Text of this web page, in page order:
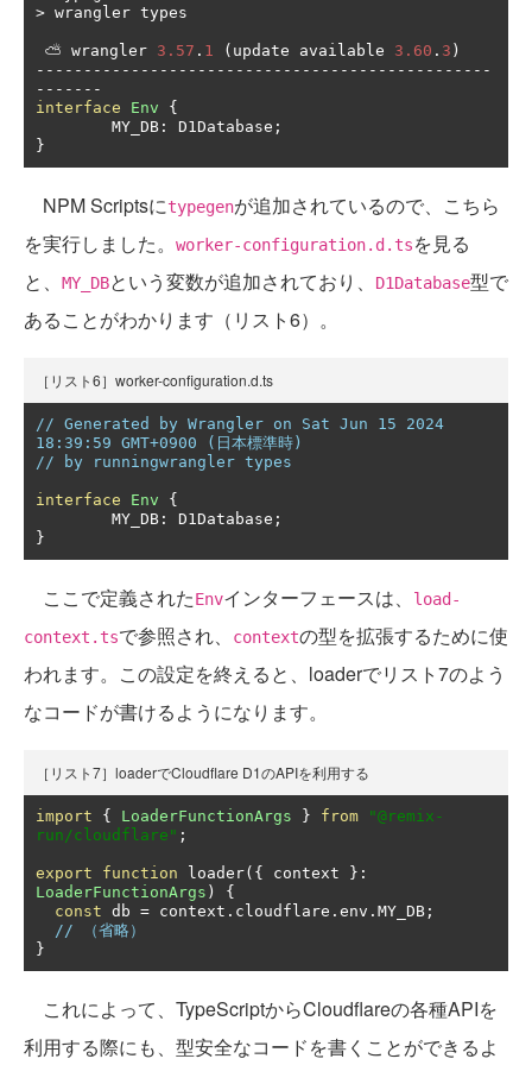
> wrangler types
⛅️ wrangler 3.57 . 1 ( update available 3.60 . 3 )
------------------------------------------------
-------
interface
Env
{
        MY_DB
: D1Database ;
}
NPM Scriptsにtypegenが追加されているので、こちら
を実行しました。
worker-configuration.d.tsを見る
と、
MY_DBという変数が追加されており、 D1Database型で
あることがわかります（リスト6）。
［リスト6］worker-configuration.d.ts
// Generated by Wrangler on Sat Jun 15 2024
18:39:59 GMT+0900 (日本標準時)
// by runningwrangler types
interface Env
{
	MY_DB
: D1Database ;
}
ここで定義されたEnvインターフェースは、
load-
context.tsで参照され、 contextの型を拡張するために使
われます。この設定を終えると、loaderでリスト7のよう
なコードが書けるようになります。
［リスト7］loaderでCloudflare D1のAPIを利用する
import { LoaderFunctionArgs } from
"@remix-
run/cloudflare" ;
export function loader({ context
}:
LoaderFunctionArgs )
{
const db = context . cloudflare . env . MY_DB ;
// （省略）
}
これによって、TypeScriptからCloudflareの各種APIを
利用する際にも、型安全なコードを書くことができるよ